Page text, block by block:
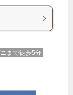
まで徒歩5分